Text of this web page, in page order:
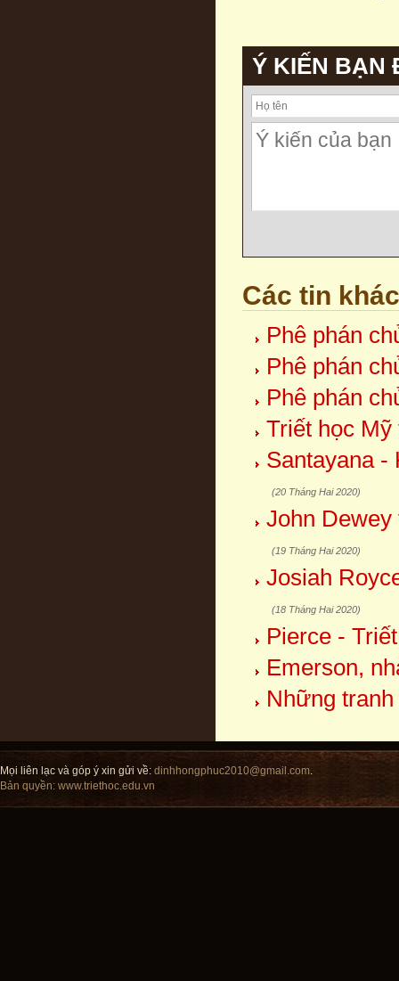
Ý KIẾN BẠN
Các tin khác
Phê phán
Phê phán
Phê phán
Triết học
Santayana -
(20 Tháng Hai 2020)
John Dewey
(19 Tháng Hai 2020)
Josiah
(18 Tháng Hai 2020)
Pierce -
Emerson,
Những
Mọi liên lạc và góp ý xin gửi về: dinhhongphuc2010@gmail.com.
Bản quyền: www.triethoc.edu.vn